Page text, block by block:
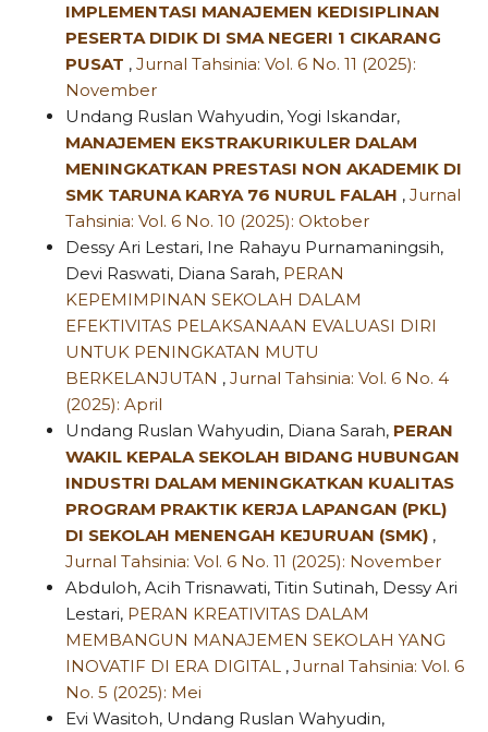
IMPLEMENTASI MANAJEMEN KEDISIPLINAN
PESERTA DIDIK DI SMA NEGERI 1 CIKARANG
PUSAT , Jurnal Tahsinia: Vol. 6 No. 11 (2025):
November
Undang Ruslan Wahyudin, Yogi Iskandar,
MANAJEMEN EKSTRAKURIKULER DALAM
MENINGKATKAN PRESTASI NON AKADEMIK DI
SMK TARUNA KARYA 76 NURUL FALAH , Jurnal
Tahsinia: Vol. 6 No. 10 (2025): Oktober
Dessy Ari Lestari, Ine Rahayu Purnamaningsih,
Devi Raswati, Diana Sarah, PERAN
KEPEMIMPINAN SEKOLAH DALAM
EFEKTIVITAS PELAKSANAAN EVALUASI DIRI
UNTUK PENINGKATAN MUTU
BERKELANJUTAN , Jurnal Tahsinia: Vol. 6 No. 4
(2025): April
Undang Ruslan Wahyudin, Diana Sarah, PERAN
WAKIL KEPALA SEKOLAH BIDANG HUBUNGAN
INDUSTRI DALAM MENINGKATKAN KUALITAS
PROGRAM PRAKTIK KERJA LAPANGAN (PKL)
DI SEKOLAH MENENGAH KEJURUAN (SMK) ,
Jurnal Tahsinia: Vol. 6 No. 11 (2025): November
Abduloh, Acih Trisnawati, Titin Sutinah, Dessy Ari
Lestari, PERAN KREATIVITAS DALAM
MEMBANGUN MANAJEMEN SEKOLAH YANG
INOVATIF DI ERA DIGITAL , Jurnal Tahsinia: Vol. 6
No. 5 (2025): Mei
Evi Wasitoh, Undang Ruslan Wahyudin,